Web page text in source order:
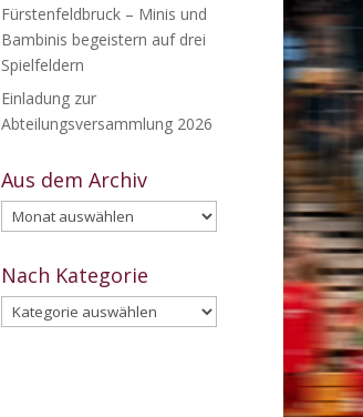
Fürstenfeldbruck – Minis und
Bambinis begeistern auf drei
Spielfeldern
Einladung zur
Abteilungsversammlung 2026
Aus dem Archiv
Aus
dem
Archiv
Nach Kategorie
Nach
Kategorie